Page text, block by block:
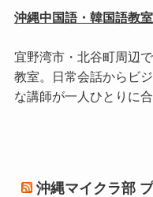
沖縄中国語・韓国語教室
宜野湾市・北谷町周辺
教室。日常会話からビ
な講師が一人ひとりに
沖縄マイクラ部